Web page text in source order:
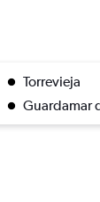
Torrevieja
Guardamar